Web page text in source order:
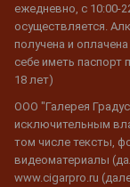
ежедневно, с 10:00-
осуществляется.
получена и
себе иметь
18 лет)
ООО "Галерея
исключительным
том числе тексты,
видеоматериалы
www.cigarpro.ru